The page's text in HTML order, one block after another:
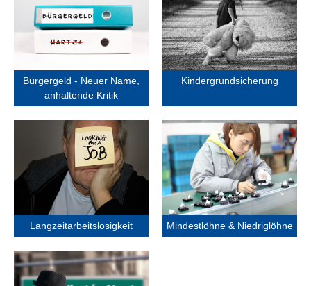
Bürgergeld - Neuer Name,
anhaltende Kritik
Bürgergeld - Neuer
Name, anhaltende
Kritik
Kindergrundsicherung
Kindergrundsicherung
Langzeitarbeitslosigkeit
Langzeitarbeitslosigkeit
Mindestlöhne & Niedriglöhne
Mindestlöhne &
Niedriglöhne